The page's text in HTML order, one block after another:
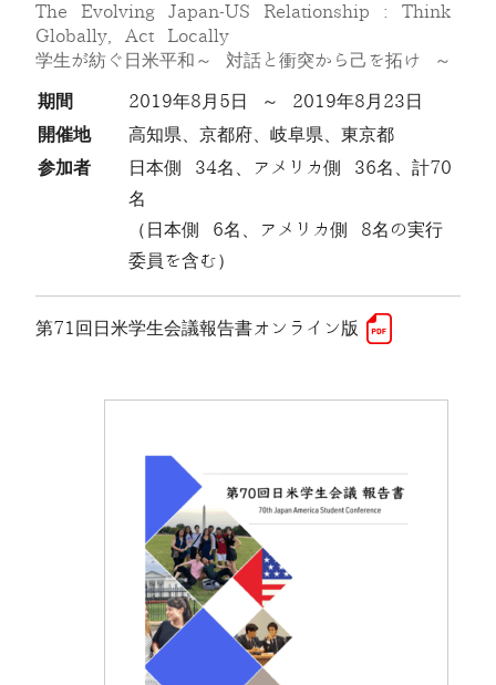
The Evolving Japan-US Relationship : Think
Globally, Act Locally
学生が紡ぐ日米平和～ 対話と衝突から己を拓け ～
期間
2019年8月5日 ～ 2019年8月23日
開催地
高知県、京都府、岐阜県、東京都
参加者
日本側 34名、アメリカ側 36名、計70
名
（日本側 6名、アメリカ側 8名の実行
委員を含む）
第71回日米学生会議報告書オンライン版